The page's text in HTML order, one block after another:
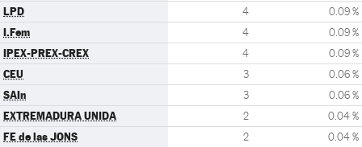
LPD 4 0.09 %
I.Fem 4 0.09 %
IPEX-PREX-CREX 4 0.09 %
CEU 3 0.06 %
SAIn 3 0.06 %
EXTREMADURA UNIDA 2 0.04 %
FE de las JONS 2 0.04 %